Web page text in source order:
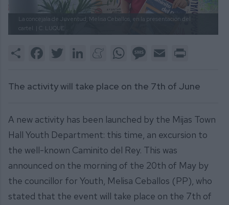
La concejala de Juventud, Melisa Ceballos, en la presentación del
cartel. | C. LUQUE
Share FacebookTwitter LinkedInMeneameWhatsAppMessage
Email
The activity will take place on the 7th of June
A new activity has been launched by the Mijas Town
Hall Youth Department: this time, an excursion to
the well-known Caminito del Rey. This was
announced on the morning of the 20th of May by
the councillor for Youth, Melisa Ceballos (PP), who
stated that the event will take place on the 7th of